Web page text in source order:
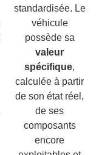
standardisée. Le
véhicule
possède sa
valeur
spécifique,
calculée à partir
de son état réel,
de ses
composants
encore